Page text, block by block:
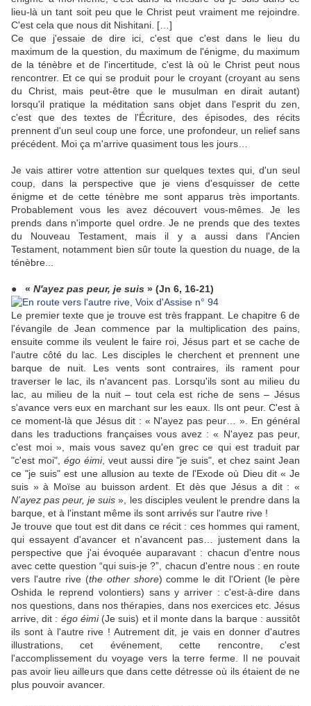
lieu-là un tant soit peu que le Christ peut vraiment me rejoindre.
C'est cela que nous dit Nishitani. […]
Ce que j'essaie de dire ici, c'est que c'est dans le lieu du
maximum de la question, du maximum de l'énigme, du maximum
de la ténèbre et de l'incertitude, c'est là où le Christ peut nous
rencontrer. Et ce qui se produit pour le croyant (croyant au sens
du Christ, mais peut-être que le musulman en dirait autant)
lorsqu'il pratique la méditation sans objet dans l'esprit du zen,
c'est que des textes de l'Écriture, des épisodes, des récits
prennent d'un seul coup une force, une profondeur, un relief sans
précédent. Moi ça m'arrive quasiment tous les jours…
Je vais attirer votre attention sur quelques textes qui, d'un seul
coup, dans la perspective que je viens d'esquisser de cette
énigme et de cette ténèbre me sont apparus très importants.
Probablement vous les avez découvert vous-mêmes. Je les
prends dans n'importe quel ordre. Je ne prends que des textes
du Nouveau Testament, mais il y a aussi dans l'Ancien
Testament, notamment bien sûr toute la question du nuage, de la
ténèbre...
● « N'ayez pas peur, je suis » (Jn 6, 16-21)
Le premier texte que je trouve est très frappant. Le chapitre 6 de
l'évangile de Jean commence par la multiplication des pains,
ensuite comme ils veulent le faire roi, Jésus part et se cache de
l'autre côté du lac. Les disciples le cherchent et prennent une
barque de nuit. Les vents sont contraires, ils rament pour
traverser le lac, ils n'avancent pas. Lorsqu'ils sont au milieu du
lac, au milieu de la nuit – tout cela est riche de sens – Jésus
s'avance vers eux en marchant sur les eaux. Ils ont peur. C'est à
ce moment-là que Jésus dit : « N'ayez pas peur… ». En général
dans les traductions françaises vous avez : « N'ayez pas peur,
c'est moi », mais vous savez qu'en grec ce qui est traduit par
"c'est moi", égo éimi, veut aussi dire "je suis", et chez saint Jean
ce "je suis" est une allusion au texte de l'Exode où Dieu dit « Je
suis » à Moïse au buisson ardent. Et dès que Jésus a dit : «
N'ayez pas peur, je suis », les disciples veulent le prendre dans la
barque, et à l'instant même ils sont arrivés sur l'autre rive !
Je trouve que tout est dit dans ce récit : ces hommes qui rament,
qui essayent d'avancer et n'avancent pas… justement dans la
perspective que j'ai évoquée auparavant : chacun d'entre nous
avec cette question “qui suis-je ?”, chacun d'entre nous : en route
vers l'autre rive (the other shore) comme le dit l'Orient (le père
Oshida le reprend volontiers) sans y arriver : c'est-à-dire dans
nos questions, dans nos thérapies, dans nos exercices etc. Jésus
arrive, dit : égo éimi(Je suis) et il monte dans la barque : aussitôt
ils sont à l'autre rive ! Autrement dit, je vais en donner d'autres
illustrations, cet événement, cette rencontre, c'est
l'accomplissement du voyage vers la terre ferme. Il ne pouvait
pas avoir lieu ailleurs que dans cette détresse où ils étaient de ne
plus pouvoir avancer.